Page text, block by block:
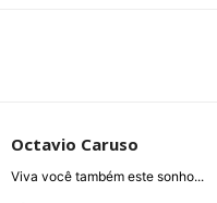
Octavio Caruso
Viva você também este sonho...